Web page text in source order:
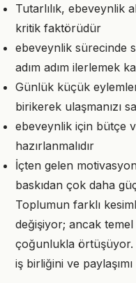
Tutarlılık, ebeveynlik
kritik faktörüdür
ebeveynlik sürecinde
adım adım ilerlemek
Günlük küçük
birikerek ulaşmanızı
ebeveynlik için bütçe
hazırlanmalıdır
İçten gelen
baskıdan çok daha
Toplumun farklı
değişiyor; ancak
çoğunlukla örtüşüyor.
iş birliğini ve